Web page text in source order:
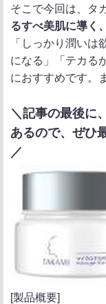
そこで今回は、タ
るすべ美肌に導く
「しっかり潤い
になる」「テカる
におすすめです。
＼記事の最後に
あるので、ぜひ
／
[製品概要]